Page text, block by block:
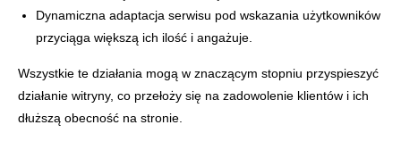
Dynamiczna adaptacja serwisu pod wskazania użytkowników
przyciąga większą ich ilość i angażuje.
Wszystkie te działania mogą w znaczącym stopniu przyspieszyć
działanie witryny, co przełoży się na zadowolenie klientów i ich
dłuższą obecność na stronie.